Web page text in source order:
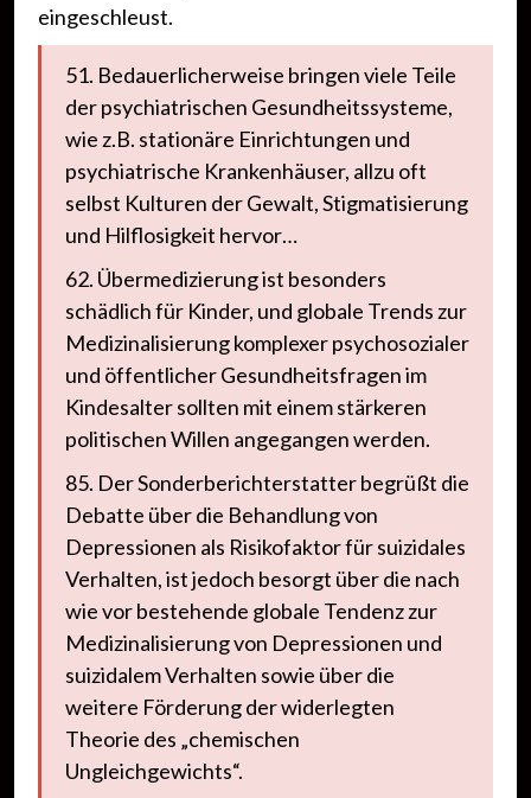
eingeschleust.
51. Bedauerlicherweise bringen viele Teile
der psychiatrischen Gesundheitssysteme,
wie z.B. stationäre Einrichtungen und
psychiatrische Krankenhäuser, allzu oft
selbst Kulturen der Gewalt, Stigmatisierung
und Hilflosigkeit hervor…
62. Übermedizierung ist besonders
schädlich für Kinder, und globale Trends zur
Medizinalisierung komplexer psychosozialer
und öffentlicher Gesundheitsfragen im
Kindesalter sollten mit einem stärkeren
politischen Willen angegangen werden.
85. Der Sonderberichterstatter begrüßt die
Debatte über die Behandlung von
Depressionen als Risikofaktor für suizidales
Verhalten, ist jedoch besorgt über die nach
wie vor bestehende globale Tendenz zur
Medizinalisierung von Depressionen und
suizidalem Verhalten sowie über die
weitere Förderung der widerlegten
Theorie des „chemischen
Ungleichgewichts“.